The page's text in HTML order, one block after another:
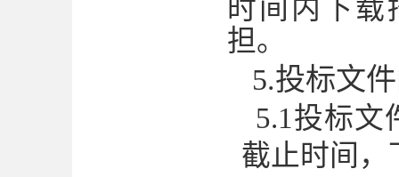
时间内下
担。
5.投标文
5.1投标文
截止时间，